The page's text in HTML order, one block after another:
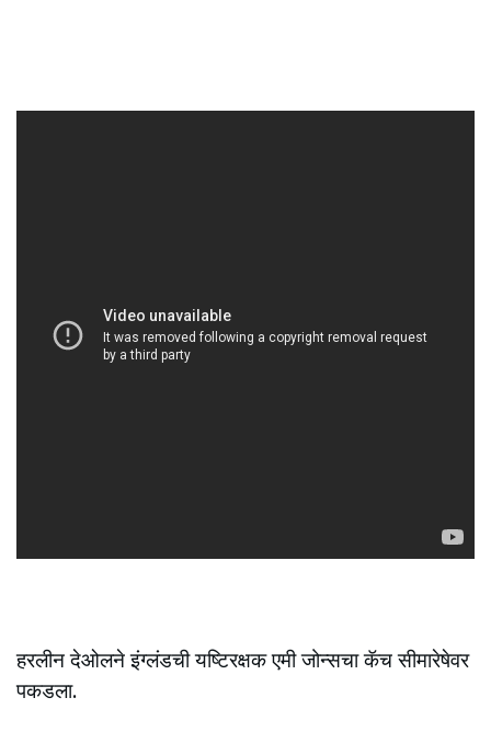
हरलीन देओलने इंग्लंडची यष्टिरक्षक एमी जोन्सचा कॅच सीमारेषेवर
पकडला.